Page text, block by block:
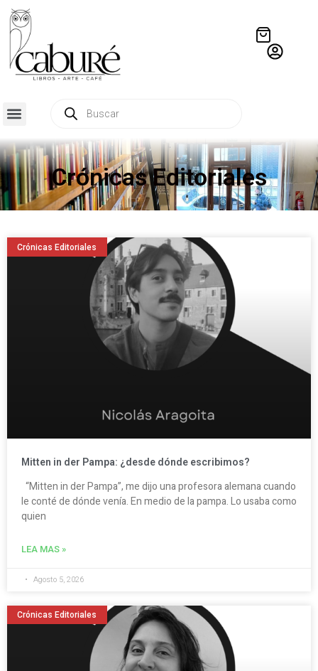
Crónicas Editoriales
Crónicas Editoriales
Mitten in der Pampa: ¿desde dónde escribimos?
“Mitten in der Pampa”, me dijo una profesora alemana cuando
le conté de dónde venía. En medio de la pampa. Lo usaba como
quien
LEA MAS »
Agosto 5, 2026
Crónicas Editoriales